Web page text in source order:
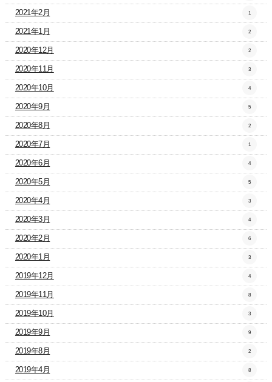
2021年2月 1
2021年1月 2
2020年12月 2
2020年11月 3
2020年10月 4
2020年9月 5
2020年8月 2
2020年7月 1
2020年6月 4
2020年5月 5
2020年4月 3
2020年3月 4
2020年2月 6
2020年1月 3
2019年12月 4
2019年11月 8
2019年10月 3
2019年9月 9
2019年8月 2
2019年4月 8